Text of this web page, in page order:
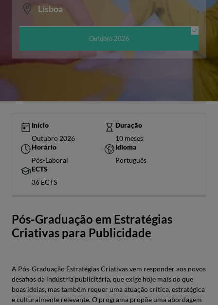
Lisboa
Outubro 2026
Início
Outubro 2026
Duração
10 meses
Horário
Pós-Laboral
Idioma
Português
ECTS
36 ECTS
Pós-Graduação em Estratégias
Criativas para Publicidade
A Pós-Graduação Estratégias Criativas vem responder aos novos
desafios da indústria publicitária, que exige hoje mais do que
boas ideias, mas também requer uma atuação crítica, estratégica
e culturalmente relevante. O programa propõe uma abordagem